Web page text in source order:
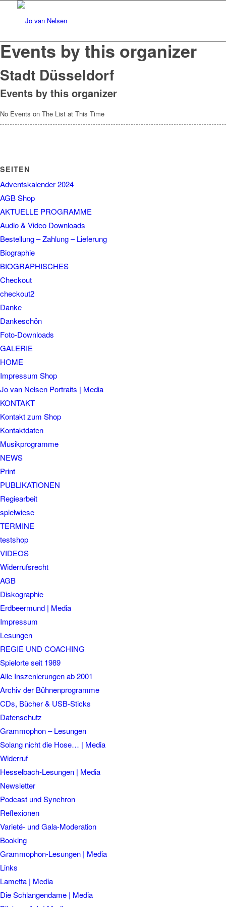
Events by this organizer
Stadt Düsseldorf
Events by this organizer
No Events on The List at This Time
SEITEN
Adventskalender 2024
AGB Shop
AKTUELLE PROGRAMME
Audio & Video Downloads
Bestellung – Zahlung – Lieferung
Biographie
BIOGRAPHISCHES
Checkout
checkout2
Danke
Dankeschön
Foto-Downloads
GALERIE
HOME
Impressum Shop
Jo van Nelsen Portraits | Media
KONTAKT
Kontakt zum Shop
Kontaktdaten
Musikprogramme
NEWS
Print
PUBLIKATIONEN
Regiearbeit
spielwiese
TERMINE
testshop
VIDEOS
Widerrufsrecht
AGB
Diskographie
Erdbeermund | Media
Impressum
Lesungen
REGIE UND COACHING
Spielorte seit 1989
Alle Inszenierungen ab 2001
Archiv der Bühnenprogramme
CDs, Bücher & USB-Sticks
Datenschutz
Grammophon – Lesungen
Solang nicht die Hose… | Media
Widerruf
Hesselbach-Lesungen | Media
Newsletter
Podcast und Synchron
Reflexionen
Varieté- und Gala-Moderation
Booking
Grammophon-Lesungen | Media
Links
Lametta | Media
Die Schlangendame | Media